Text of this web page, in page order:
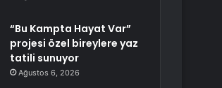
“Bu Kampta Hayat Var”
projesi özel bireylere yaz
tatili sunuyor
Ağustos 6, 2026